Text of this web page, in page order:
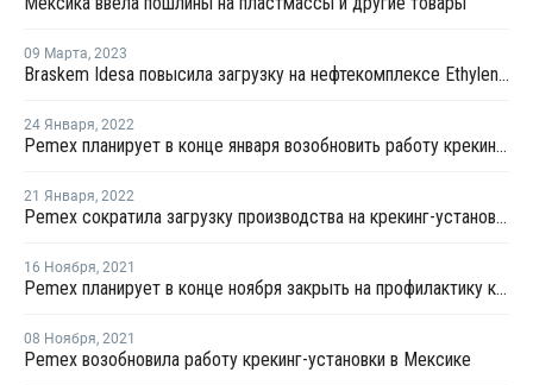
09 Марта, 2023
Braskem Idesa повысила загрузку на нефтекомплексе Ethylene XXI
24 Января, 2022
Pemex планирует в конце января возобновить работу крекинг-установки в Мексике
21 Января, 2022
Pemex сократила загрузку производства на крекинг-установке в Мексике
16 Ноября, 2021
Pemex планирует в конце ноября закрыть на профилактику крекинг-установку в Мексике
08 Ноября, 2021
Pemex возобновила работу крекинг-установки в Мексике